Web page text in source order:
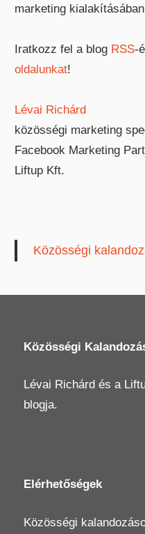
marketing
Iratkozz fel a blog RSS-
oldalunkat!
Lévai Richárd
közösségi marketing
Facebook Marketing
Liftup Kft.
Közösségi
Közösségi
Lévai Richárd és a
blogja.
Elérhetőségek
Közösségi